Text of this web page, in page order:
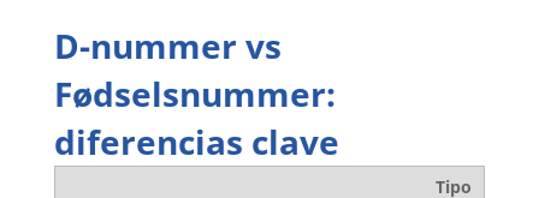
D-nummer vs
Fødselsnummer:
diferencias clave
Tipo